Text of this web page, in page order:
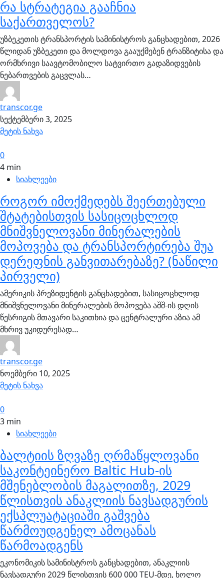
რა სტრატეგია გააჩნია
საქართველოს?
უზბეკეთის ტრანსპორტის სამინისტროს განცხადებით, 2026
წლიდან უზბეკეთი და მოლდოვა გააუქმებენ ტრანზიტისა და
ორმხრივი საავტომობილო სატვირთო გადაზიდვების
ნებართვების გაცვლას…
transcor.ge
სექტემბერი 3, 2025
მეტის ნახვა
0
4 min
სიახლეები
როგორ იმოქმედებს შეერთებული
შტატებისთვის სასიცოცხლოდ
მნიშვნელოვანი მინერალების
მოპოვება და ტრანსპორტირება შუა
დერეფნის განვითარებაზე? (ნაწილი
პირველი)
ამერიკის პრეზიდენტის განცხადებით, სასიცოცხლოდ
მნიშვნელოვანი მინერალების მოპოვება აშშ-ის დღის
წესრიგის მთავარი საკითხია და ცენტრალური აზია ამ
მხრივ უკიდურესად…
transcor.ge
ნოემბერი 10, 2025
მეტის ნახვა
0
3 min
სიახლეები
ბალტიის ზღვაზე ღრმაწყლოვანი
საკონტეინერო Baltic Hub-ის
მშენებლობის მაგალითზე, 2029
წლისთვის ანაკლიის ნავსადგურის
ექსპლუატაციაში გაშვება
წარმოუდგენელ ამოცანას
წარმოადგენს
ეკონომიკის სამინისტროს განცხადებით, ანაკლიის
ნავსადგური 2029 წლისთვის 600 000 TEU-მდე, ხოლო